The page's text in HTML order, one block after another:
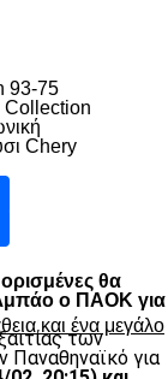
93-75
Collection
Chery
και ένα μεγάλο
θα
ο ΠΑΟΚ για
των
Παναθηναϊκό για